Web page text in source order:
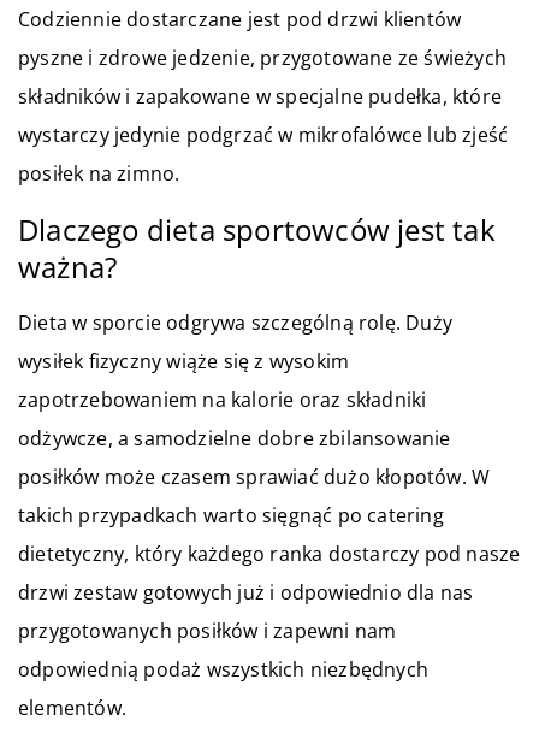
Codziennie dostarczane jest pod drzwi klientów
pyszne i zdrowe jedzenie, przygotowane ze świeżych
składników i zapakowane w specjalne pudełka, które
wystarczy jedynie podgrzać w mikrofalówce lub zjeść
posiłek na zimno.
Dlaczego dieta sportowców jest tak
ważna?
Dieta w sporcie odgrywa szczególną rolę. Duży
wysiłek fizyczny wiąże się z wysokim
zapotrzebowaniem na kalorie oraz składniki
odżywcze, a samodzielne dobre zbilansowanie
posiłków może czasem sprawiać dużo kłopotów. W
takich przypadkach warto sięgnąć po catering
dietetyczny, który każdego ranka dostarczy pod nasze
drzwi zestaw gotowych już i odpowiednio dla nas
przygotowanych posiłków i zapewni nam
odpowiednią podaż wszystkich niezbędnych
elementów.